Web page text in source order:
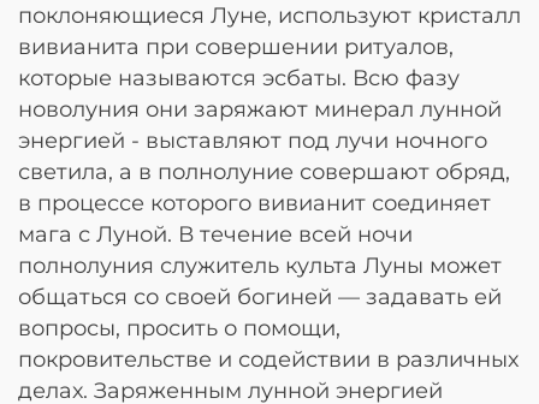
поклоняющиеся Луне, используют кристалл
вивианита при совершении ритуалов,
которые называются эсбаты. Всю фазу
новолуния они заряжают минерал лунной
энергией - выставляют под лучи ночного
светила, а в полнолуние совершают обряд,
в процессе которого вивианит соединяет
мага с Луной. В течение всей ночи
полнолуния служитель культа Луны может
общаться со своей богиней — задавать ей
вопросы, просить о помощи,
покровительстве и содействии в различных
делах. Заряженным лунной энергией